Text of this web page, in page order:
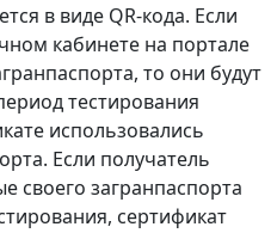
в виде QR-кода. Если
кабинете на портале
то они будут
тестирования
использовались
Если получатель
своего загранпаспорта
сертификат